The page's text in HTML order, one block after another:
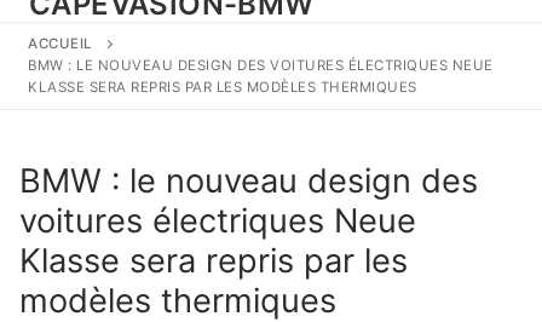
ACCUEIL
BMW : LE NOUVEAU DESIGN DES VOITURES ÉLECTRIQUES NEUE
KLASSE SERA REPRIS PAR LES MODÈLES THERMIQUES
BMW : le nouveau design des
voitures électriques Neue
Klasse sera repris par les
modèles thermiques